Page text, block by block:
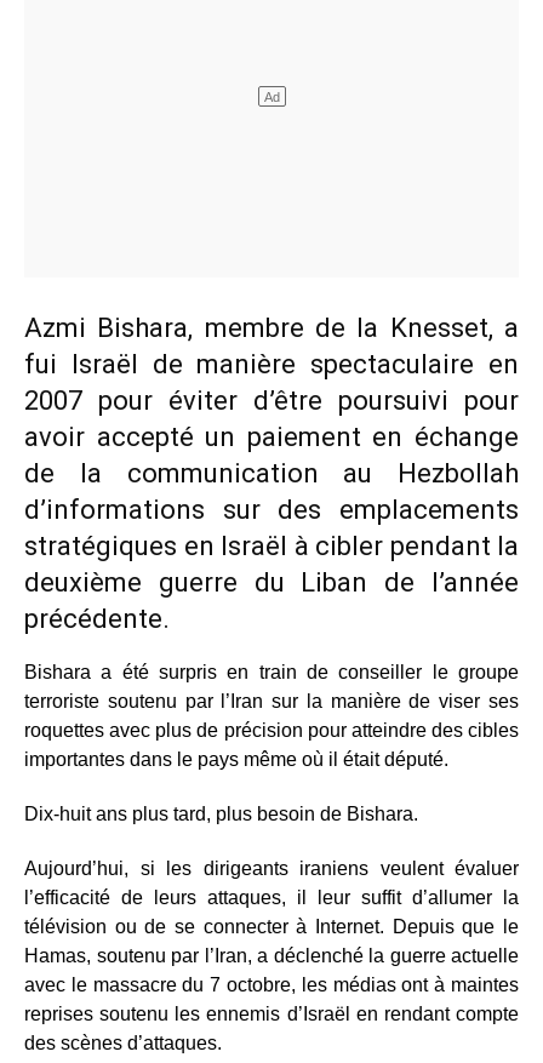
Azmi Bishara, membre de la Knesset, a
fui Israël de manière spectaculaire en
2007 pour éviter d’être poursuivi pour
avoir accepté un paiement en échange
de la communication au Hezbollah
d’informations sur des emplacements
stratégiques en Israël à cibler pendant la
deuxième guerre du Liban de l’année
précédente.
Bishara a été surpris en train de conseiller le groupe
terroriste soutenu par l’Iran sur la manière de viser ses
roquettes avec plus de précision pour atteindre des cibles
importantes dans le pays même où il était député.
Dix-huit ans plus tard, plus besoin de Bishara.
Aujourd’hui, si les dirigeants iraniens veulent évaluer
l’efficacité de leurs attaques, il leur suffit d’allumer la
télévision ou de se connecter à Internet. Depuis que le
Hamas, soutenu par l’Iran, a déclenché la guerre actuelle
avec le massacre du 7 octobre, les médias ont à maintes
reprises soutenu les ennemis d’Israël en rendant compte
des scènes d’attaques.